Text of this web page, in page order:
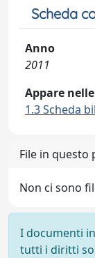
Scheda
Anno
2011
Appare
1.3 Scheda
File in questo
Non ci sono
I documenti
tutti i diritti